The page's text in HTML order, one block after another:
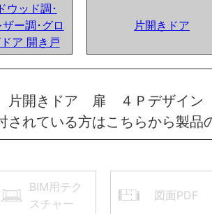
ウッド調･
ー調･グロ
ア 開き戸
片開きドア
片開きドア 扉 ４Ｐデザ
れている方はこちらから製品
BIM用テク
スチャー
図面PDF